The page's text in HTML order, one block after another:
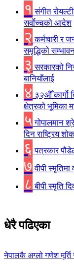
१ संगीत
सर्वाेच्चकाे आदेश
२ कर्मचारी र
समृद्धिकाे
३ सरकारको
बानियाँलाई
४ ३२औँ कार्गो
क्षेत्रको भूमिका
५ गोपालमान
दिन राष्ट्रिय
६ पत्रकार
७ वीपी
८ बीपी स्मृति
धेरै पढिएका
नेपालकै अग्लो गणेश मूर्ति